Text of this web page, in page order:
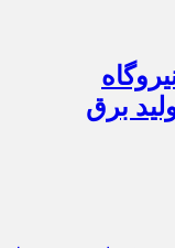
نیروگاه
برق